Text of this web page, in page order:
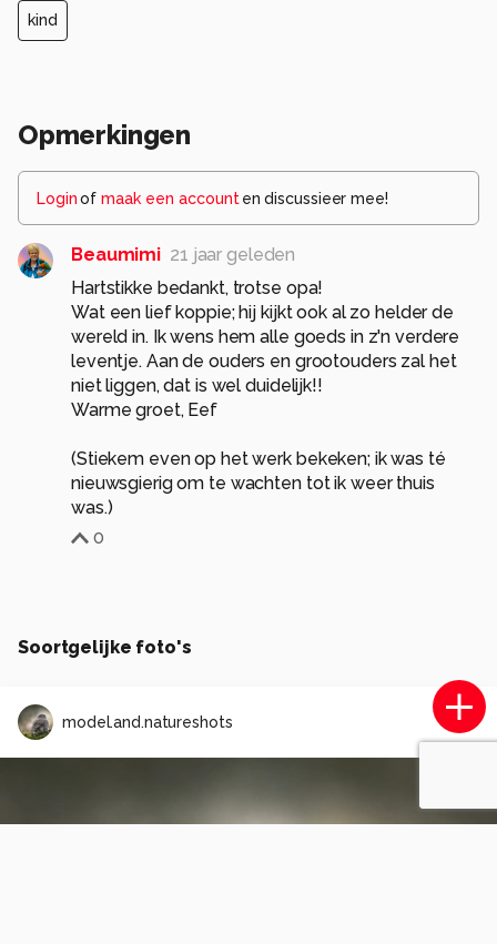
kind
Opmerkingen
Loginof maak een account en discussieer mee!
Beaumimi 21 jaar geleden
Hartstikke bedankt, trotse opa!
Wat een lief koppie; hij kijkt ook al zo helder de
wereld in. Ik wens hem alle goeds in z'n verdere
leventje. Aan de ouders en grootouders zal het
niet liggen, dat is wel duidelijk!!
Warme groet, Eef
(Stiekem even op het werk bekeken; ik was té
nieuwsgierig om te wachten tot ik weer thuis
was.)
0
Soortgelijke foto's
model.and.natureshots